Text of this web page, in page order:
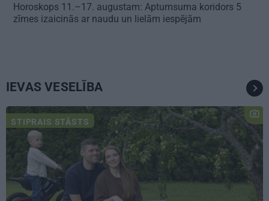
Horoskops 11.–17. augustam: Aptumsuma koridors 5
zīmes izaicinās ar naudu un lielām iespējām
IEVAS VESELĪBA
STIPRAIS STĀSTS